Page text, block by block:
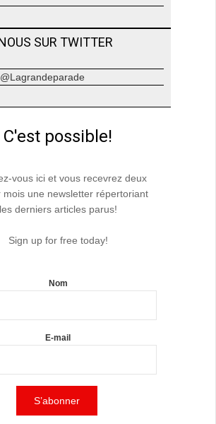
SUR TWITTER
C'est possible!
vous ici et vous recevrez deux
mois une newsletter répertoriant
les derniers articles parus!
Sign up for free today!
Nom
E-mail